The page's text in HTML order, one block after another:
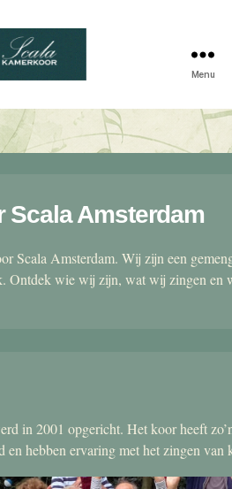
kamerkoor
Menu
Scala Amsterdam
Scala Amsterdam. Wij zijn een
Ontdek wie wij zijn, wat wij zingen en
in 2001 opgericht. Het koor heeft
en hebben ervaring met het zingen van